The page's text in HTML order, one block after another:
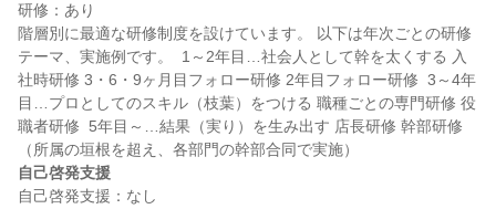
研修：あり
階層別に最適な研修制度を設けています。 以下は年次ごとの研修
テーマ、実施例です。  1～2年目…社会人として幹を太くする 入
社時研修 3・6・9ヶ月目フォロー研修 2年目フォロー研修  3～4年
目…プロとしてのスキル（枝葉）をつける 職種ごとの専門研修 役
職者研修  5年目～…結果（実り）を生み出す 店長研修 幹部研修
自己啓発支援